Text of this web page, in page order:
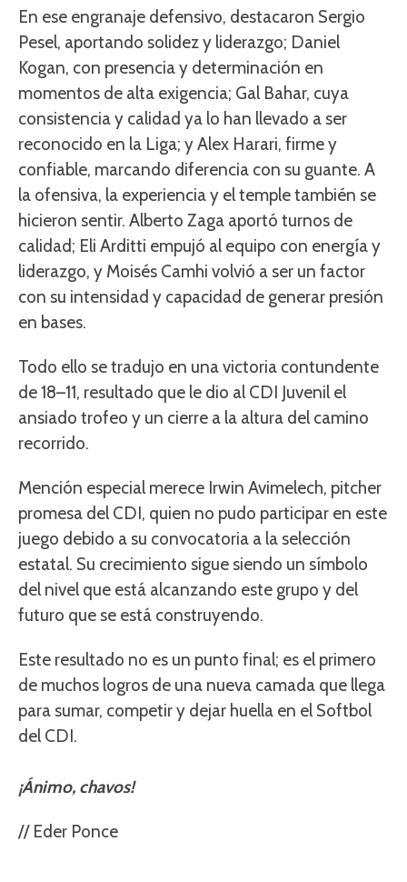
En ese engranaje defensivo, destacaron Sergio
Pesel, aportando solidez y liderazgo; Daniel
Kogan, con presencia y determinación en
momentos de alta exigencia; Gal Bahar, cuya
consistencia y calidad ya lo han llevado a ser
reconocido en la Liga; y Alex Harari, firme y
confiable, marcando diferencia con su guante. A
la ofensiva, la experiencia y el temple también se
hicieron sentir. Alberto Zaga aportó turnos de
calidad; Eli Arditti empujó al equipo con energía y
liderazgo, y Moisés Camhi volvió a ser un factor
con su intensidad y capacidad de generar presión
en bases.
Todo ello se tradujo en una victoria contundente
de 18–11, resultado que le dio al CDI Juvenil el
ansiado trofeo y un cierre a la altura del camino
recorrido.
Mención especial merece Irwin Avimelech, pitcher
promesa del CDI, quien no pudo participar en este
juego debido a su convocatoria a la selección
estatal. Su crecimiento sigue siendo un símbolo
del nivel que está alcanzando este grupo y del
futuro que se está construyendo.
Este resultado no es un punto final; es el primero
de muchos logros de una nueva camada que llega
para sumar, competir y dejar huella en el Softbol
del CDI.
¡Ánimo, chavos!
// Eder Ponce